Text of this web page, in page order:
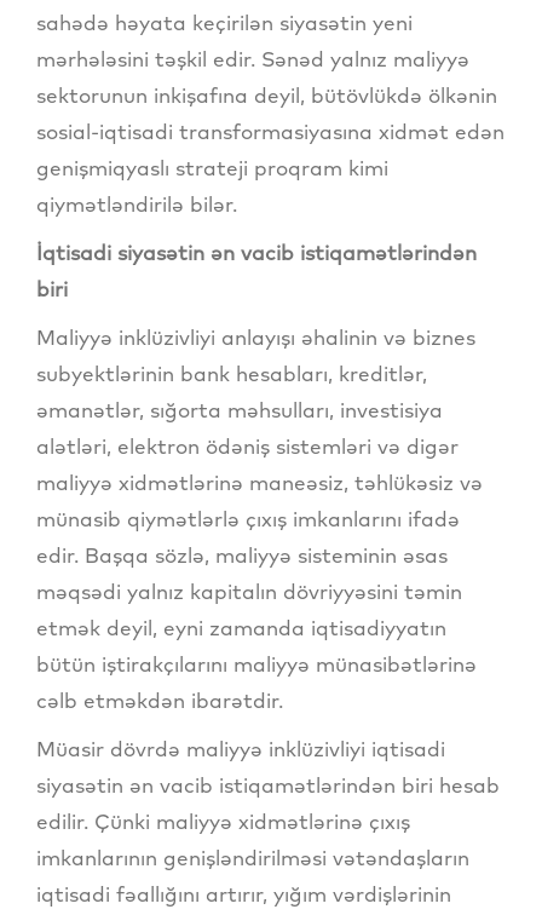
sahədə həyata keçirilən siyasətin yeni
mərhələsini təşkil edir. Sənəd yalnız maliyyə
sektorunun inkişafına deyil, bütövlükdə ölkənin
sosial-iqtisadi transformasiyasına xidmət edən
genişmiqyaslı strateji proqram kimi
qiymətləndirilə bilər.
İqtisadi siyasətin ən vacib istiqamətlərindən
biri
Maliyyə inklüzivliyi anlayışı əhalinin və biznes
subyektlərinin bank hesabları, kreditlər,
əmanətlər, sığorta məhsulları, investisiya
alətləri, elektron ödəniş sistemləri və digər
maliyyə xidmətlərinə maneəsiz, təhlükəsiz və
münasib qiymətlərlə çıxış imkanlarını ifadə
edir. Başqa sözlə, maliyyə sisteminin əsas
məqsədi yalnız kapitalın dövriyyəsini təmin
etmək deyil, eyni zamanda iqtisadiyyatın
bütün iştirakçılarını maliyyə münasibətlərinə
cəlb etməkdən ibarətdir.
Müasir dövrdə maliyyə inklüzivliyi iqtisadi
siyasətin ən vacib istiqamətlərindən biri hesab
edilir. Çünki maliyyə xidmətlərinə çıxış
imkanlarının genişləndirilməsi vətəndaşların
iqtisadi fəallığını artırır, yığım vərdişlərinin